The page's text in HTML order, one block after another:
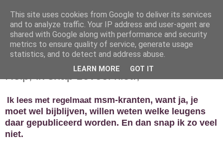
vrijdag 7 oktober 2022
Help, ik snap zoveel niet!,
Ik lees met regelmaat msm-kranten, want ja, je
moet wel bijblijven, willen weten welke leugens
daar gepubliceerd worden. En dan snap ik zo veel
niet.
This site uses cookies from Google to deliver its services
and to analyze traffic. Your IP address and user-agent are
shared with Google along with performance and security
metrics to ensure quality of service, generate usage
statistics, and to detect and address abuse.
LEARN MORE GOT IT